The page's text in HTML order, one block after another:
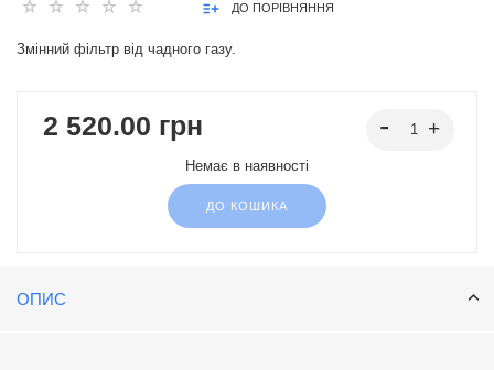
ДО ПОРІВНЯННЯ
Змінний фільтр від чадного газу.
2 520.00 грн
Немає в наявності
ДО КОШИКА
ОПИС